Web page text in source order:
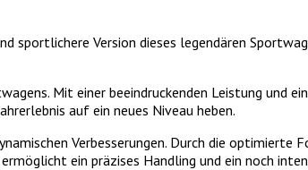
sportlichere Version dieses legendären
Mit einer beeindruckenden Leistung und
auf ein neues Niveau heben.
Verbesserungen. Durch die
ein präzises Handling und ein noch